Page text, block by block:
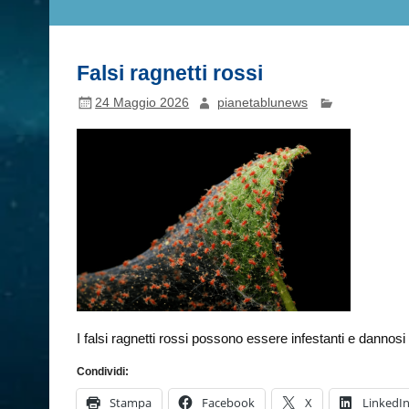
Falsi ragnetti rossi
24 Maggio 2026 pianetablunews
I falsi ragnetti rossi possono essere infestanti e dannosi
Condividi:
Stampa Facebook X LinkedIn